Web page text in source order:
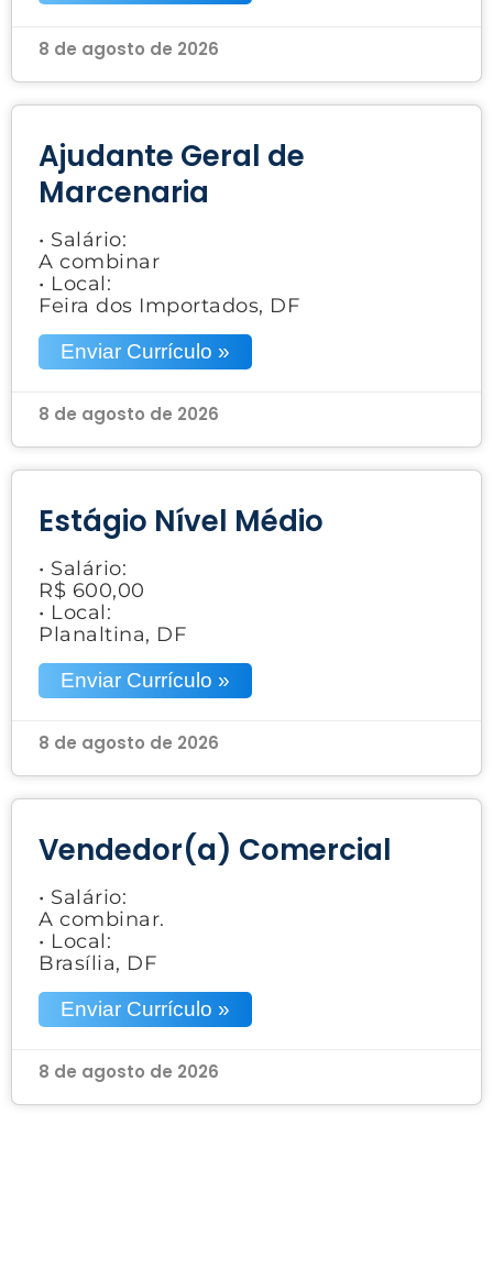
8 de agosto de 2026
Ajudante Geral de
Marcenaria
• Salário:
A combinar
• Local:
Feira dos Importados, DF
Enviar Currículo »
8 de agosto de 2026
Estágio Nível Médio
• Salário:
R$ 600,00
• Local:
Planaltina, DF
Enviar Currículo »
8 de agosto de 2026
Vendedor(a) Comercial
• Salário:
A combinar.
• Local:
Brasília, DF
Enviar Currículo »
8 de agosto de 2026